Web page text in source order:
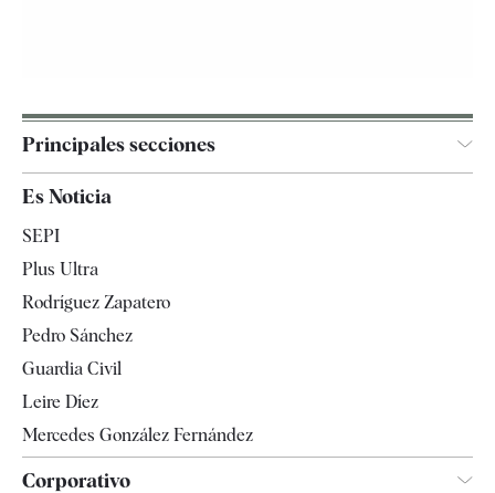
Principales secciones
Televisión
Es Noticia
SEPI
Plus Ultra
Rodríguez Zapatero
Pedro Sánchez
Guardia Civil
Leire Díez
Mercedes González Fernández
Corporativo